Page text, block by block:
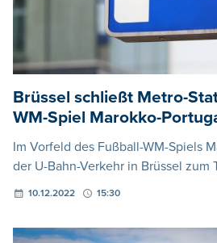
Brüssel schließt Metro-
WM-Spiel Marokko-
Im Vorfeld des Fußball-WM-Spiels
der U-Bahn-Verkehr in Brüssel zum
10.12.2022 15:30